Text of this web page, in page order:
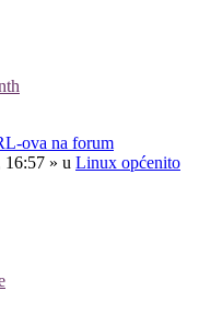
ova na forum
16:57 » u Linux općenito